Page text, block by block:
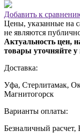
Добавить к
Цены, указанные на
не являются
Актуальность цен,
товары уточняйте
Доставка:
Уфа, Стерлитамак,
Магнитогорск
Варианты оплаты:
Безналичный